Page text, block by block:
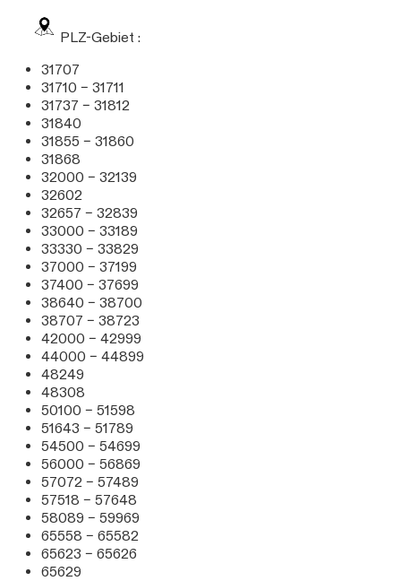
PLZ-Gebiet :
31707
31710 – 31711
31737 – 31812
31840
31855 – 31860
31868
32000 – 32139
32602
32657 – 32839
33000 – 33189
33330 – 33829
37000 – 37199
37400 – 37699
38640 – 38700
38707 – 38723
42000 – 42999
44000 – 44899
48249
48308
50100 – 51598
51643 – 51789
54500 – 54699
56000 – 56869
57072 – 57489
57518 – 57648
58089 – 59969
65558 – 65582
65623 – 65626
65629